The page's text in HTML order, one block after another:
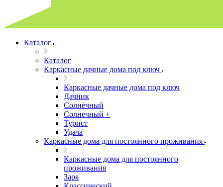
Каталог
Каталог
Каркасные дачные дома под ключ
Каркасные дачные дома под ключ
Дачник
Солнечный
Солнечный +
Турист
Удача
Каркасные дома для постоянного проживания
Каркасные дома для постоянного
проживания
Заря